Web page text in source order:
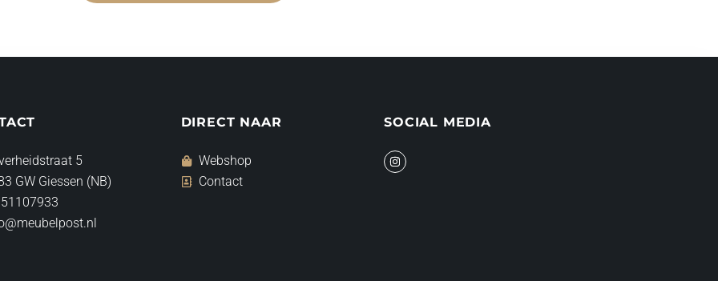
5
GW Giessen (NB)
DIRECT NAAR
Webshop
Contact
SOCIAL MEDIA
I
n
s